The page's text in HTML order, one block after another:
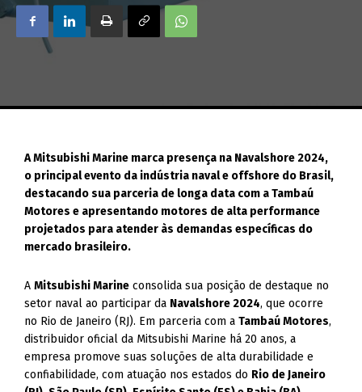
A Mitsubishi Marine marca presença na Navalshore 2024,
o principal evento da indústria naval e offshore do Brasil,
destacando sua parceria de longa data com a Tambaú
Motores e apresentando motores de alta performance
projetados para atender às demandas específicas do
mercado brasileiro.
AMitsubishi Marine consolida sua posição de destaque no
setor naval ao participar da Navalshore 2024, que ocorre
no Rio de Janeiro (RJ). Em parceria com aTambaú Motores,
distribuidor oficial da Mitsubishi Marine há 20 anos, a
empresa promove suas soluções de alta durabilidade e
confiabilidade, com atuação nos estados do Rio de Janeiro